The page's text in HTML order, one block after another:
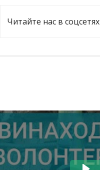
Читайте нас в соцсетях